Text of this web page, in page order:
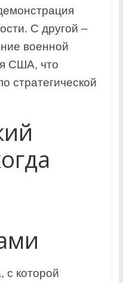
С другой –
военной
США, что
стратегической
с которой